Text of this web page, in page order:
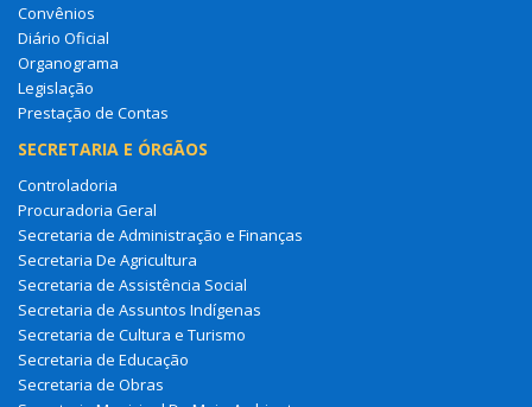
Convênios
Diário Oficial
Organograma
Legislação
Prestação de Contas
SECRETARIA E ÓRGÃOS
Controladoria
Procuradoria Geral
Secretaria de Administração e Finanças
Secretaria De Agricultura
Secretaria de Assistência Social
Secretaria de Assuntos Indígenas
Secretaria de Cultura e Turismo
Secretaria de Educação
Secretaria de Obras